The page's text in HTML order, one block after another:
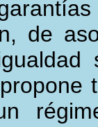
de